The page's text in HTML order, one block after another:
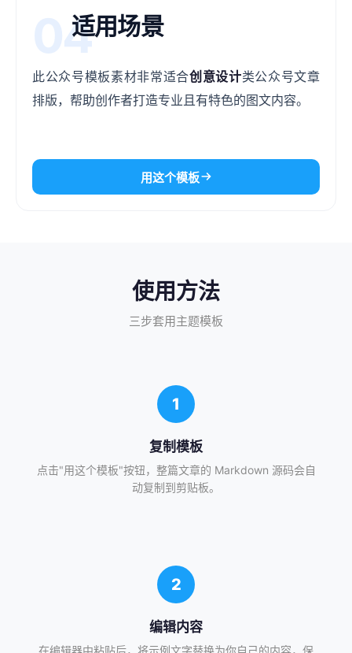
04适用场景
此公众号模板素材非常适合创意设计类公众号文章
排版，帮助创作者打造专业且有特色的图文内容。
用这个模板
使用方法
三步套用主题模板
1
复制模板
点击"用这个模板"按钮，整篇文章的 Markdown 源码会自
动复制到剪贴板。
2
编辑内容
在编辑器中粘贴后，将示例文字替换为你自己的内容，保